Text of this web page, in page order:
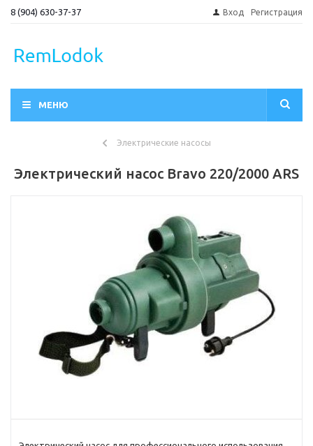
8 (904) 630-37-37 Вход Регистрация
МЕНЮ
Электрические насосы
Электрический насос Bravo 220/2000 ARS